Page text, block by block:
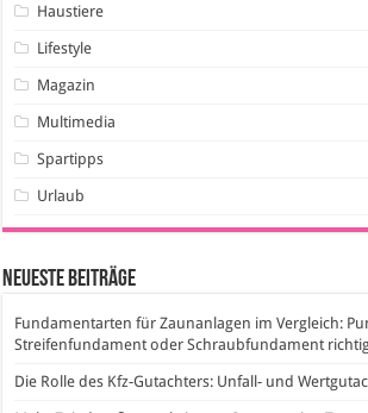
Haustiere
Lifestyle
Magazin
Multimedia
Spartipps
Urlaub
Neueste Beiträge
Fundamentarten für Zaunanlagen im Vergleich:
Streifenfundament oder Schraubfundament
Die Rolle des Kfz-Gutachters: Unfall- und